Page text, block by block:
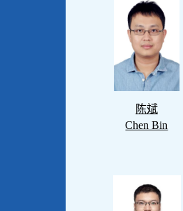
陈斌
Chen Bin